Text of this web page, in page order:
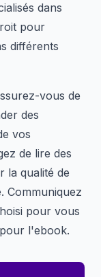
dans
pour
différents
vous de
des
vos
de lire des
la qualité de
Communiquez
pour vous
l'ebook.